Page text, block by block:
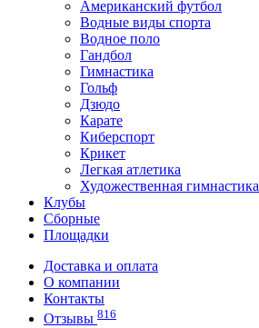
Американский футбол
Водные виды спорта
Водное поло
Гандбол
Гимнастика
Гольф
Дзюдо
Карате
Киберспорт
Крикет
Легкая атлетика
Художественная гимнастика
Клубы
Сборные
Площадки
Доставка и оплата
О компании
Контакты
Отзывы 816